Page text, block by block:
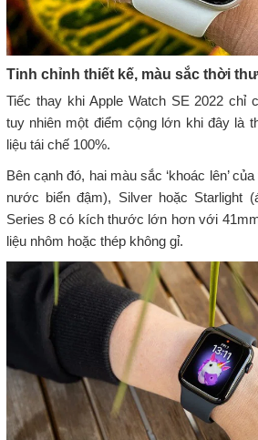
Tinh chỉnh thiết kế, màu sắc thời
Tiếc thay khi Apple Watch SE 2022 chỉ
tuy nhiên một điểm cộng lớn khi đây là
liệu tái chế 100%.
Bên cạnh đó, hai màu sắc ‘khoác lên’
nước biển đậm), Silver hoặc Starlight
Series 8 có kích thước lớn hơn với
liệu nhôm hoặc thép không gỉ.